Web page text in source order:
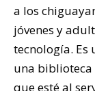
a los
jóvenes y
tecnología. Es
una biblioteca
que esté al